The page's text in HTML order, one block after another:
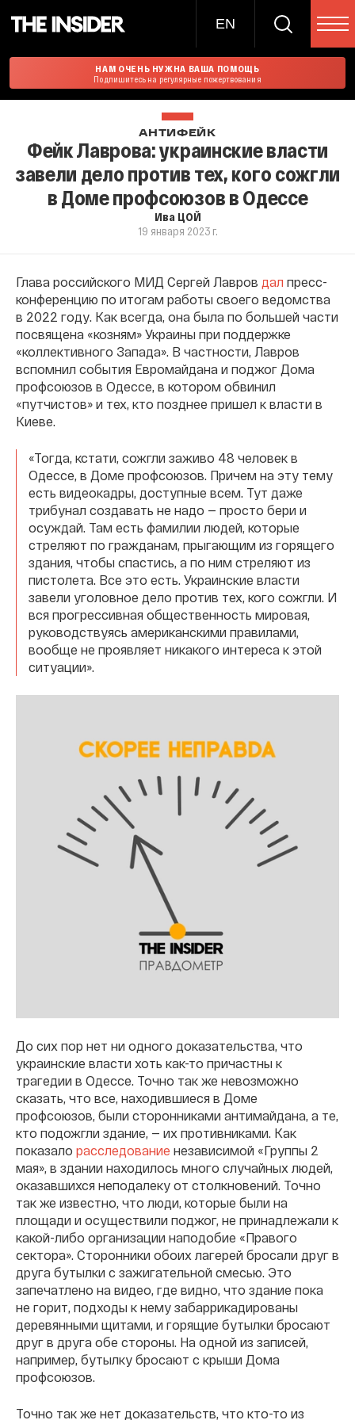
EN
НАМ ОЧЕНЬ НУЖНА ВАША ПОМОЩЬ
Подпишитесь на регулярные пожертвования
АНТИФЕЙК
Фейк Лаврова: украинские власти
завели дело против тех, кого сожгли
в Доме профсоюзов в Одессе
Ива ЦОЙ
19 января 2023 г.
Глава российского МИД Сергей Лавров дал пресс-
конференцию по итогам работы своего ведомства
в 2022 году. Как всегда, она была по большей части
посвящена «козням» Украины при поддержке
«коллективного Запада». В частности, Лавров
вспомнил события Евромайдана и поджог Дома
профсоюзов в Одессе, в котором обвинил
«путчистов» и тех, кто позднее пришел к власти в
Киеве.
«Тогда, кстати, сожгли заживо 48 человек в
Одессе, в Доме профсоюзов. Причем на эту тему
есть видеокадры, доступные всем. Тут даже
трибунал создавать не надо — просто бери и
осуждай. Там есть фамилии людей, которые
стреляют по гражданам, прыгающим из горящего
здания, чтобы спастись, а по ним стреляют из
пистолета. Все это есть. Украинские власти
завели уголовное дело против тех, кого сожгли. И
вся прогрессивная общественность мировая,
руководствуясь американскими правилами,
вообще не проявляет никакого интереса к этой
ситуации».
До сих пор нет ни одного доказательства, что
украинские власти хоть как-то причастны к
трагедии в Одессе. Точно так же невозможно
сказать, что все, находившиеся в Доме
профсоюзов, были сторонниками антимайдана, а те,
кто подожгли здание, — их противниками. Как
показало расследование независимой «Группы 2
мая», в здании находилось много случайных людей,
оказавшихся неподалеку от столкновений. Точно
так же известно, что люди, которые были на
площади и осуществили поджог, не принадлежали к
какой-либо организации наподобие «Правого
сектора». Сторонники обоих лагерей бросали друг в
друга бутылки с зажигательной смесью. Это
запечатлено на видео, где видно, что здание пока
не горит, подходы к нему забаррикадированы
деревянными щитами, и горящие бутылки бросают
друг в друга обе стороны. На одной из записей,
например, бутылку бросают с крыши Дома
профсоюзов.
Точно так же нет доказательств, что кто-то из